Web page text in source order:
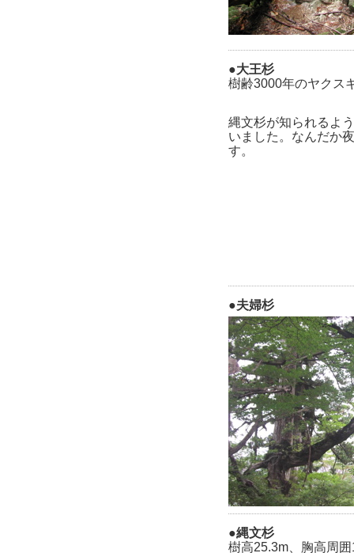
●大王杉
樹齢3000年のヤクス
縄文杉が知られるよ
いました。なんだか
す。
●夫婦杉
●縄文杉
樹高25.3m、胸高周